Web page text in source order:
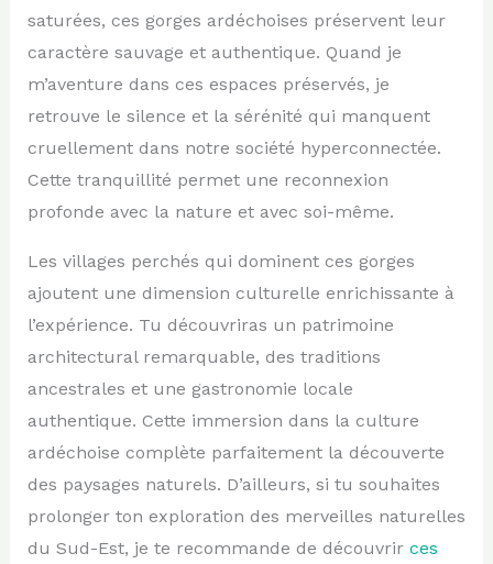
saturées, ces gorges ardéchoises préservent leur
caractère sauvage et authentique. Quand je
m’aventure dans ces espaces préservés, je
retrouve le silence et la sérénité qui manquent
cruellement dans notre société hyperconnectée.
Cette tranquillité permet une reconnexion
profonde avec la nature et avec soi-même.
Les villages perchés qui dominent ces gorges
ajoutent une dimension culturelle enrichissante à
l’expérience. Tu découvriras un patrimoine
architectural remarquable, des traditions
ancestrales et une gastronomie locale
authentique. Cette immersion dans la culture
ardéchoise complète parfaitement la découverte
des paysages naturels. D’ailleurs, si tu souhaites
prolonger ton exploration des merveilles naturelles
du Sud-Est, je te recommande de découvrir ces